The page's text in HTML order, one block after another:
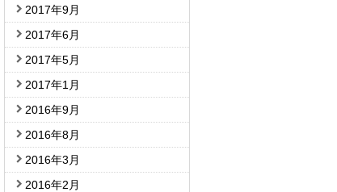
2017年9月
2017年6月
2017年5月
2017年1月
2016年9月
2016年8月
2016年3月
2016年2月